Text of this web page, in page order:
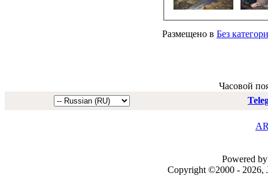
Размещено в Без
Часовой
Powered
Copyright ©2000 - 2026,